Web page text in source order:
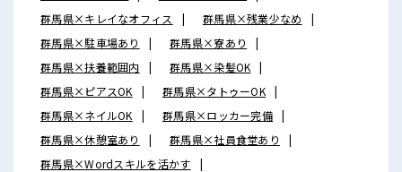
群馬県×キレイなオフィス
群馬県×残業少なめ
群馬県×駐車場あり
群馬県×寮あり
群馬県×扶養範囲内
群馬県×染髪OK
群馬県×ピアスOK
群馬県×タトゥーOK
群馬県×ネイルOK
群馬県×ロッカー完備
群馬県×休憩室あり
群馬県×社員食堂あり
群馬県×Wordスキルを活かす